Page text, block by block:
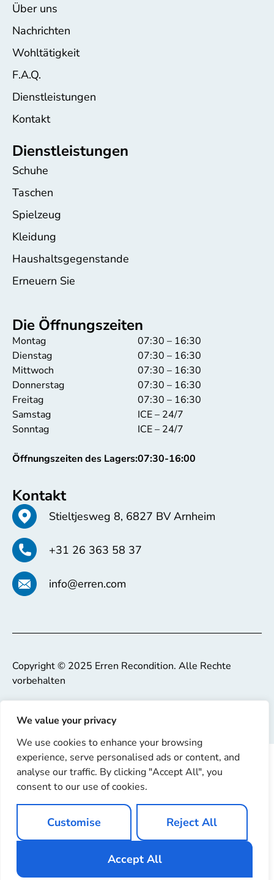
We value your privacy
We use cookies to enhance your browsing
experience, serve personalised ads or content, and
analyse our traffic. By clicking "Accept All", you
consent to our use of cookies.
Customise Reject All
Accept All
Über uns
Nachrichten
Wohltätigkeit
F.A.Q.
Dienstleistungen
Kontakt
Dienstleistungen
Schuhe
Taschen
Spielzeug
Kleidung
Haushaltsgegenstande
Erneuern Sie
Die Öffnungszeiten
Montag
Dienstag
Mittwoch
Donnerstag
Freitag
Samstag
Sonntag
Öffnungszeiten des Lagers:
07:30 – 16:30
07:30 – 16:30
07:30 – 16:30
07:30 – 16:30
07:30 – 16:30
ICE – 24/7
ICE – 24/7
07:30-16:00
Kontakt
Stieltjesweg 8, 6827 BV Arnheim
+31 26 363 58 37
info@erren.com
Copyright © 2025 Erren Recondition. Alle Rechte
vorbehalten